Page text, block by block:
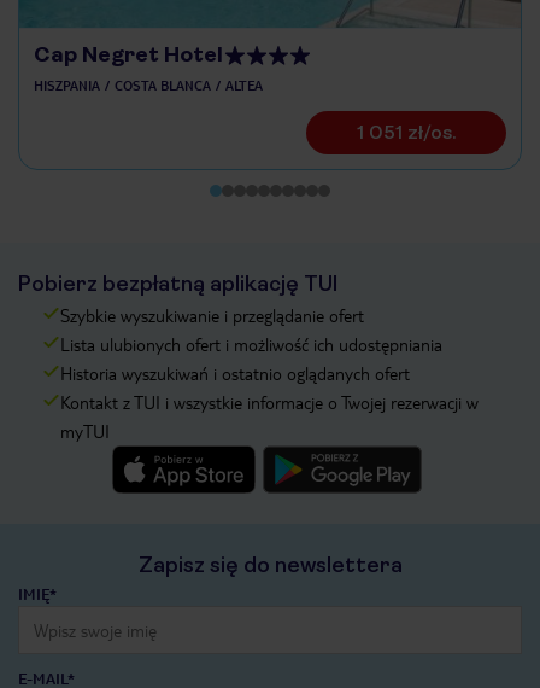
Cap Negret Hotel
HISZPANIA COSTA BLANCA ALTEA
1 051 zł/os.
Pobierz bezpłatną aplikację TUI
Szybkie wyszukiwanie i przeglądanie ofert
Lista ulubionych ofert i możliwość ich udostępniania
Historia wyszukiwań i ostatnio oglądanych ofert
Kontakt z TUI i wszystkie informacje o Twojej rezerwacji w
myTUI
Zapisz się do newslettera
IMIĘ*
E-MAIL*